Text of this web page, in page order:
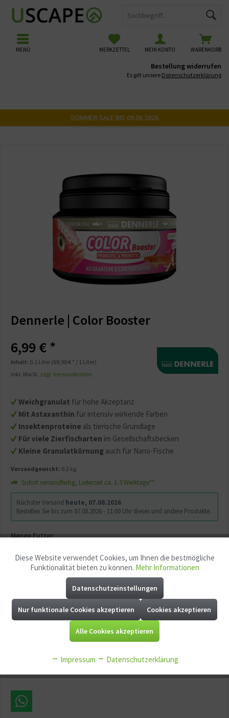
WARENKORB
MERKZETTEL MEIN KONTO
MENÜ
Bestellung widerrufen
Es gilt unsere Datenschutzerklärung
SOMMER SALE BIS 09.08.2026
Dennerle | Color Booster
Weichgranulat für hohe Akzeptanz
Mit Astaxanthin für intensiv wirkende Farben
Insektenproteine als tierische Grundlage
Für viele Zierfischarten im Gesellschaftsbecken
Kleine Granulatkörnung auch für Nano-Fische
6,99 € *
Inhalt: 0.1 Liter (69,90 € * / 1 Liter)
inkl. MwSt. zzgl. Versandkosten
Versandgewicht: 0.2 kg
Sofort versandfertig, Lieferzeit ca. 1-3 Werktage**
Nächster Versand heute, 07.08.2026
Bestellen Sie bis zum 07.08.2026 - 11:00 Uhr dieses und andere Produkte.
Menge Futter:
Warenkorb
Fragen zum Artikel?
GG12114
Funktionale Aktiv
Tracking Aktiv
Diese Website verwendet Cookies, um Ihnen die bestmögliche
Funktionalität bieten zu können. Mehr Informationen
Datenschutzeinstellungen
Nur funktionale Cookies akzeptieren Cookies akzeptieren
Alle Cookies akzeptieren
Impressum Datenschutzerklärung